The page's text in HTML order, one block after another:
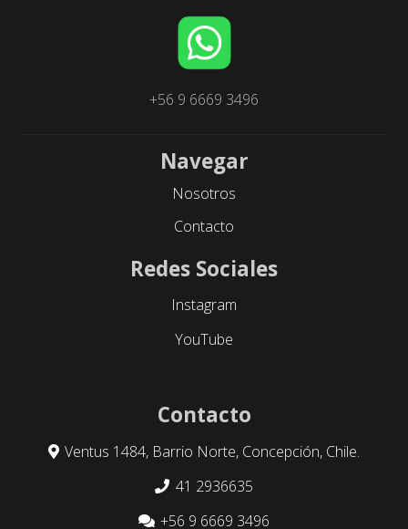
+56 9 6669 3496
Navegar
Nosotros
Contacto
Redes Sociales
Instagram
YouTube
Contacto
Ventus 1484, Barrio Norte, Concepción, Chile.
41 2936635
+56 9 6669 3496